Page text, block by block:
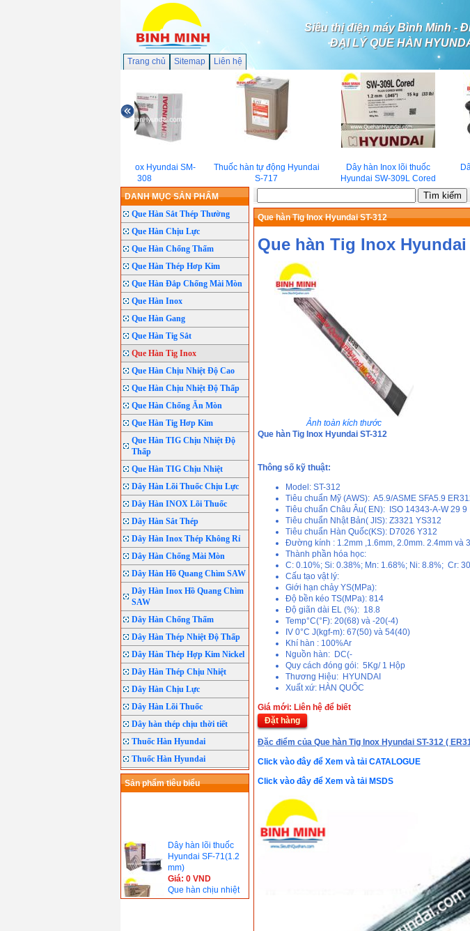
Siêu thị điện máy Bình Minh -
ĐẠI LÝ QUE HÀN
Trang chủ Sitemap Liên hệ
Dây hàn Inox Hyundai SM-
308
Thuốc hàn tự động Hyundai
S-717
Dây hàn Inox lõi thuốc
Hyundai SW-309L Cored
DANH MỤC SẢN PHẨM
Que Hàn Sắt Thép Thường
Que Hàn Chịu Lực
Que Hàn Chống Thấm
Que Hàn Thép Hơp Kim
Que Hàn Đắp Chống Mài Mòn
Que Hàn Inox
Que Hàn Gang
Que Hàn Tig Sắt
Que Hàn Tig Inox
Que Hàn Chịu Nhiệt Độ Cao
Que Hàn Chịu Nhiệt Độ Thấp
Que Hàn Chống Ăn Mòn
Que Hàn Tig Hơp Kim
Que Hàn TIG Chịu Nhiệt Độ
Thấp
Que Hàn TIG Chịu Nhiệt
Dây Hàn Lõi Thuốc Chịu Lực
Dây Hàn INOX Lõi Thuốc
Dây Hàn Sắt Thép
Dây Hàn Inox Thép Không Rỉ
Dây Hàn Chống Mài Mòn
Dây Hàn Hồ Quang Chìm SAW
Dây Hàn Inox Hồ Quang Chìm
SAW
Dây Hàn Chống Thấm
Dây Hàn Thép Nhiệt Độ Thấp
Dây Hàn Thép Hợp Kim Nickel
Dây Hàn Thép Chịu Nhiệt
Dây Hàn Chịu Lực
Dây Hàn Lõi Thuốc
Dây hàn thép chịu thời tiết
Thuốc Hàn Hyundai
Thuốc Hàn Hyundai
Sản phẩm tiêu biểu
Hyundai SF-71(1.2
mm)
Giá: 0 VND
Que hàn chịu nhiệt
Hyundai S-8016.B2(
Que hàn Tig Inox Hyundai ST-312
Que hàn Tig Inox Hyundai
Ảnh toàn kích thước
Que hàn Tig Inox Hyundai ST-312
Thông số kỹ thuật:
Model: ST-312
Tiêu chuẩn Mỹ (AWS): A5.9/ASME SFA5.9
Tiêu chuẩn Châu Âu( EN): ISO 14343-A-W 29 9
Tiêu chuẩn Nhật Bản( JIS): Z3321 YS312
Tiêu chuẩn Hàn Quốc(KS): D7026 Y312
Đường kính : 1.2mm ,1.6mm, 2.0mm. 2.4mm và
Thành phần hóa học:
C: 0.10%; Si: 0.38%; Mn: 1.68%; Ni: 8.8%; Cr:
Cấu tạo vật lý:
Giới hạn chảy YS(MPa):
Độ bền kéo TS(MPa): 814
Độ giãn dài EL (%): 18.8
Temp°C(°F): 20(68) và -20(-4)
IV 0°C J(kgf-m): 67(50) và 54(40)
Khí hàn : 100%Ar
Nguồn hàn: DC(-
Quy cách đóng gói: 5Kg/ 1 Hộp
Thương Hiệu: HYUNDAI
Xuất xứ: HÀN QUỐC
Giá mới: Liên hệ để biết
Đặt hàng
Đặc điểm của Que hàn Tig Inox Hyundai ST-312 (
Click vào đây để Xem và tải CATALOGUE
Click vào đây để Xem và tải MSDS